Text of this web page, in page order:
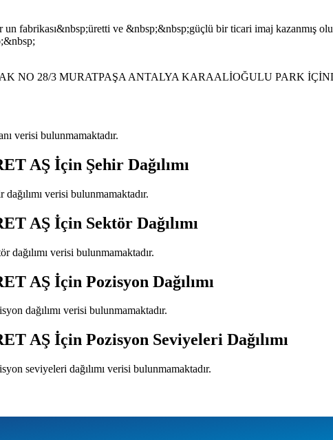
fabrikası&nbsp;üretti ve &nbsp;&nbsp;güçlü bir ticari imaj kazanmış
NO 28/3 MURATPAŞA ANTALYA KARAALİOĞULU PARK
verisi bulunmamaktadır.
AŞ İçin Şehir Dağılımı
dağılımı verisi bulunmamaktadır.
AŞ İçin Sektör Dağılımı
dağılımı verisi bulunmamaktadır.
AŞ İçin Pozisyon Dağılımı
dağılımı verisi bulunmamaktadır.
AŞ İçin Pozisyon Seviyeleri Dağılımı
seviyeleri dağılımı verisi bulunmamaktadır.